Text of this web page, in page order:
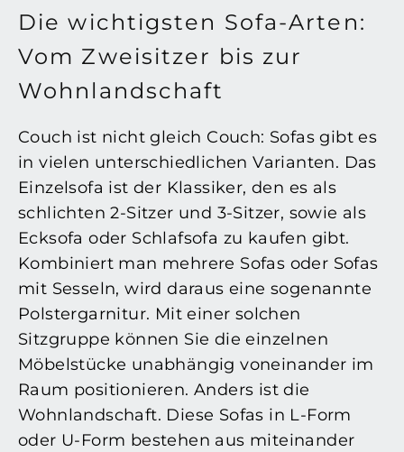
Die wichtigsten Sofa-Arten:
Vom Zweisitzer bis zur
Wohnlandschaft
Couch ist nicht gleich Couch: Sofas gibt es
in vielen unterschiedlichen Varianten. Das
Einzelsofa ist der Klassiker, den es als
schlichten 2-Sitzer und 3-Sitzer, sowie als
Ecksofa oder Schlafsofa zu kaufen gibt.
Kombiniert man mehrere Sofas oder Sofas
mit Sesseln, wird daraus eine sogenannte
Polstergarnitur. Mit einer solchen
Sitzgruppe können Sie die einzelnen
Möbelstücke unabhängig voneinander im
Raum positionieren. Anders ist die
Wohnlandschaft. Diese Sofas in L-Form
oder U-Form bestehen aus miteinander